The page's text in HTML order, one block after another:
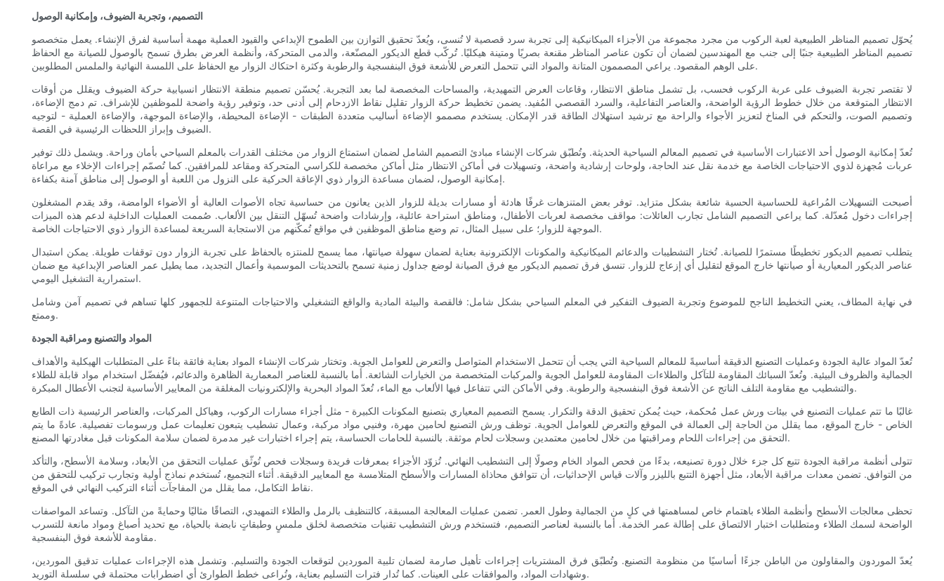
التصميم، وتجربة الضيوف، وإمكانية الوصول
يُحوّل تصميم المناظر الطبيعية لعبة الركوب من مجرد مجموعة من الأجزاء الميكانيكية إلى تجربة سرد قصصية لا تُنسى، ويُعدّ تحقيق التوازن بين الطموح الإبداعي والقيود العملية مهمة أساسية لفرق الإنشاء. يعمل متخصصو
تصميم المناظر الطبيعية جنبًا إلى جنب مع المهندسين لضمان أن تكون عناصر المناظر مقنعة بصريًا ومتينة هيكليًا. تُركّب قطع الديكور المصنّعة، والدمى المتحركة، وأنظمة العرض بطرق تسمح بالوصول للصيانة مع الحفاظ
على الوهم المقصود. يراعي المصممون المتانة والمواد التي تتحمل التعرض للأشعة فوق البنفسجية والرطوبة وكثرة احتكاك الزوار مع الحفاظ على اللمسة النهائية والملمس المطلوبين.
لا تقتصر تجربة الضيوف على عربة الركوب فحسب، بل تشمل مناطق الانتظار، وقاعات العرض التمهيدية، والمساحات المخصصة لما بعد التجربة. يُحسّن تصميم منطقة الانتظار انسيابية حركة الضيوف ويقلل من أوقات
الانتظار المتوقعة من خلال خطوط الرؤية الواضحة، والعناصر التفاعلية، والسرد القصصي المُفيد. يضمن تخطيط حركة الزوار تقليل نقاط الازدحام إلى أدنى حد، وتوفير رؤية واضحة للموظفين للإشراف. تم دمج الإضاءة،
وتصميم الصوت، والتحكم في المناخ لتعزيز الأجواء والراحة مع ترشيد استهلاك الطاقة قدر الإمكان. يستخدم مصممو الإضاءة أساليب متعددة الطبقات - الإضاءة المحيطة، والإضاءة الموجهة، والإضاءة العملية - لتوجيه
الضيوف وإبراز اللحظات الرئيسية في القصة.
تُعدّ إمكانية الوصول أحد الاعتبارات الأساسية في تصميم المعالم السياحية الحديثة. وتُطبّق شركات الإنشاء مبادئ التصميم الشامل لضمان استمتاع الزوار من مختلف القدرات بالمعلم السياحي بأمان وراحة. ويشمل ذلك توفير
عربات مُجهزة لذوي الاحتياجات الخاصة مع خدمة نقل عند الحاجة، ولوحات إرشادية واضحة، وتسهيلات في أماكن الانتظار مثل أماكن مخصصة للكراسي المتحركة ومقاعد للمرافقين. كما تُصمّم إجراءات الإخلاء مع مراعاة
إمكانية الوصول، لضمان مساعدة الزوار ذوي الإعاقة الحركية على النزول من اللعبة أو الوصول إلى مناطق آمنة بكفاءة.
أصبحت التسهيلات المُراعية للحساسية الحسية شائعة بشكل متزايد. توفر بعض المتنزهات غرفًا هادئة أو مسارات بديلة للزوار الذين يعانون من حساسية تجاه الأصوات العالية أو الأضواء الوامضة، وقد يقدم المشغلون
إجراءات دخول مُعدّلة. كما يراعي التصميم الشامل تجارب العائلات: مواقف مخصصة لعربات الأطفال، ومناطق استراحة عائلية، وإرشادات واضحة تُسهّل التنقل بين الألعاب. صُممت العمليات الداخلية لدعم هذه الميزات
الموجهة للزوار؛ على سبيل المثال، تم وضع مناطق الموظفين في مواقع تُمكّنهم من الاستجابة السريعة لمساعدة الزوار ذوي الاحتياجات الخاصة.
يتطلب تصميم الديكور تخطيطًا مستمرًا للصيانة. تُختار التشطيبات والدعائم الميكانيكية والمكونات الإلكترونية بعناية لضمان سهولة صيانتها، مما يسمح للمنتزه بالحفاظ على تجربة الزوار دون توقفات طويلة. يمكن استبدال
عناصر الديكور المعيارية أو صيانتها خارج الموقع لتقليل أي إزعاج للزوار. تنسق فرق تصميم الديكور مع فرق الصيانة لوضع جداول زمنية تسمح بالتحديثات الموسمية وأعمال التجديد، مما يطيل عمر العناصر الإبداعية مع ضمان
استمرارية التشغيل اليومي.
في نهاية المطاف، يعني التخطيط الناجح للموضوع وتجربة الضيوف التفكير في المعلم السياحي بشكل شامل: فالقصة والبيئة المادية والواقع التشغيلي والاحتياجات المتنوعة للجمهور كلها تساهم في تصميم آمن وشامل
وممتع.
المواد والتصنيع ومراقبة الجودة
تُعدّ المواد عالية الجودة وعمليات التصنيع الدقيقة أساسيةً للمعالم السياحية التي يجب أن تتحمل الاستخدام المتواصل والتعرض للعوامل الجوية. وتختار شركات الإنشاء المواد بعناية فائقة بناءً على المتطلبات الهيكلية والأهداف
الجمالية والظروف البيئية. وتُعدّ السبائك المقاومة للتآكل والطلاءات المقاومة للعوامل الجوية والمركبات المتخصصة من الخيارات الشائعة. أما بالنسبة للعناصر المعمارية الظاهرة والدعائم، فيُفضّل استخدام مواد قابلة للطلاء
والتشطيب مع مقاومة التلف الناتج عن الأشعة فوق البنفسجية والرطوبة. وفي الأماكن التي تتفاعل فيها الألعاب مع الماء، تُعدّ المواد البحرية والإلكترونيات المغلقة من المعايير الأساسية لتجنب الأعطال المبكرة.
غالبًا ما تتم عمليات التصنيع في بيئات ورش عمل مُحكمة، حيث يُمكن تحقيق الدقة والتكرار. يسمح التصميم المعياري بتصنيع المكونات الكبيرة - مثل أجزاء مسارات الركوب، وهياكل المركبات، والعناصر الرئيسية ذات الطابع
الخاص - خارج الموقع، مما يقلل من الحاجة إلى العمالة في الموقع والتعرض للعوامل الجوية. توظف ورش التصنيع لحامين مهرة، وفنيي مواد مركبة، وعمال تشطيب يتبعون تعليمات عمل ورسومات تفصيلية. عادةً ما يتم
التحقق من إجراءات اللحام ومراقبتها من خلال لحامين معتمدين وسجلات لحام موثقة. بالنسبة للحامات الحساسة، يتم إجراء اختبارات غير مدمرة لضمان سلامة المكونات قبل مغادرتها المصنع.
تتولى أنظمة مراقبة الجودة تتبع كل جزء خلال دورة تصنيعه، بدءًا من فحص المواد الخام وصولًا إلى التشطيب النهائي. تُزوّد ​​الأجزاء بمعرفات فريدة وسجلات فحص تُوثّق عمليات التحقق من الأبعاد، وسلامة الأسطح، والتأكد
من التوافق. تضمن معدات مراقبة الأبعاد، مثل أجهزة التتبع بالليزر وآلات قياس الإحداثيات، أن تتوافق محاذاة المسارات والأسطح المتلامسة مع المعايير الدقيقة. أثناء التجميع، تُستخدم نماذج أولية وتجارب تركيب للتحقق من
نقاط التكامل، مما يقلل من المفاجآت أثناء التركيب النهائي في الموقع.
تحظى معالجات الأسطح وأنظمة الطلاء باهتمام خاص لمساهمتها في كلٍ من الجمالية وطول العمر. تضمن عمليات المعالجة المسبقة، كالتنظيف بالرمل والطلاء التمهيدي، التصاقًا مثاليًا وحمايةً من التآكل. وتساعد المواصفات
الواضحة لسمك الطلاء ومتطلبات اختبار الالتصاق على إطالة عمر الخدمة. أما بالنسبة لعناصر التصميم، فتستخدم ورش التشطيب تقنيات متخصصة لخلق ملمسٍ وطبقاتٍ نابضة بالحياة، مع تحديد أصباغ ومواد مانعة للتسرب
مقاومة للأشعة فوق البنفسجية.
يُعدّ الموردون والمقاولون من الباطن جزءًا أساسيًا من منظومة التصنيع. وتُطبّق فرق المشتريات إجراءات تأهيل صارمة لضمان تلبية الموردين لتوقعات الجودة والتسليم. وتشمل هذه الإجراءات عمليات تدقيق الموردين،
وشهادات المواد، والموافقات على العينات. كما تُدار فترات التسليم بعناية، وتُراعى خطط الطوارئ أي اضطرابات محتملة في سلسلة التوريد.